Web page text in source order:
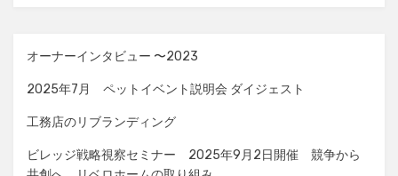
ョ
ン
オーナーインタビュー 〜2023
2025年7月 ペットイベント説明会 ダイジェスト
工務店のリブランディング
ビレッジ戦略視察セミナー 2025年9月2日開催 競争から